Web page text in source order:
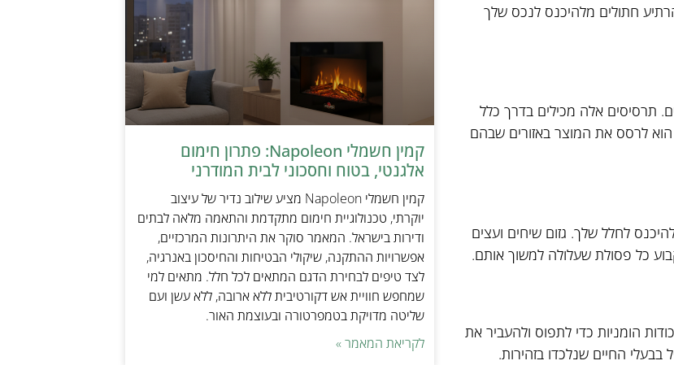
חתולים מלהיכנס לנכס שלך
תרסיסים אלה מכילים בדרך כלל
הוא לרסס את המוצר באזורים שבהם
לחלל שלך. גזום שיחים ועצים
כל פסולת שעלולה למשוך אותם.
הומניות כדי לתפוס ולהעביר את
החיים שנלכדו בזהירות.
קמין חשמלי Napoleon: פתרון חימום
אלגנטי, בטוח וחסכוני לבית המודרני
קמין חשמלי Napoleon מציע שילוב נדיר של עיצוב
יוקרתי, טכנולוגיית חימום מתקדמת והתאמה מלאה לבתים
ודירות בישראל. המאמר סוקר את היתרונות המרכזיים,
אפשרויות ההתקנה, שיקולי הבטיחות והחיסכון באנרגיה,
לצד טיפים לבחירת הדגם המתאים לכל חלל. מתאים למי
שמחפש חוויית אש דקורטיבית ללא ארובה, ללא עשן ועם
שליטה מדויקת בטמפרטורה ובעוצמת האור.
לקריאת המאמר »